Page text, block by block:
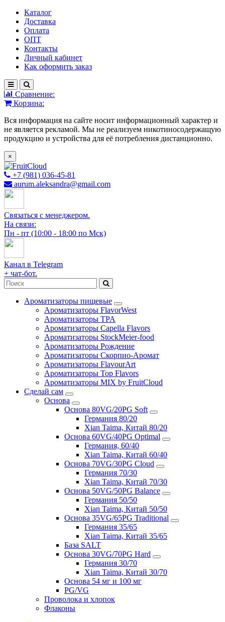
Каталог
Доставка
Оплата
ОПТ
Контакты
Личный кабинет
Как оформить заказ
Сравнение:
Корзина:
Вся информация на сайте носит информационный характер и
не является рекламой. Мы не реализуем никотиносодержащую
продукцию и устройства для её потребления дистанционно.
×
+7 (981) 036-45-81
aurum.aleksandra@gmail.com
Связаться с менеджером.
На связи:
Пн - пт (10:00 - 18:00 по Мск)
Канал в Telegram
+ чат-бот.
Ароматизаторы пищевые
Ароматизаторы FlavorWest
Ароматизаторы TPA
Ароматизаторы Capella Flavors
Ароматизаторы StockMeier-food
Ароматизаторы Рождение
Ароматизаторы Скорпио-Аромат
Ароматизаторы FlavourArt
Ароматизаторы Top Flavors
Ароматизаторы MIX by FruitCloud
Сделай сам
Основа
Основа 80VG/20PG Soft
Германия 80/20
Xian Taima, Китай 80/20
Основа 60VG/40PG Optimal
Германия, 60/40
Xian Taima, Китай 60/40
Основа 70VG/30PG Cloud
Германия 70/30
Xian Taima, Китай 70/30
Основа 50VG/50PG Balance
Германия 50/50
Xian Taima, Китай 50/50
Основа 35VG/65PG Traditional
Германия 35/65
Xian Taima, Китай 35/65
База SALT
Основа 30VG/70PG Hard
Германия 30/70
Xian Taima, Китай 30/70
Основа 54 мг и 100 мг
PG/VG
Проволока и хлопок
Флаконы